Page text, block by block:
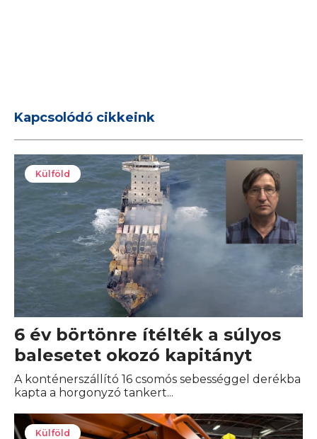
Kapcsolódó cikkeink
Külföld
6 év börtönre ítélték a súlyos
balesetet okozó kapitányt
A konténerszállító 16 csomós sebességgel derékba
kapta a horgonyzó tankert...
Külföld